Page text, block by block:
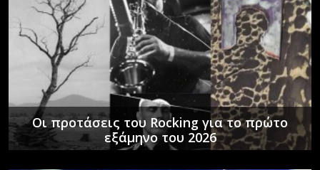
Οι προτάσεις του Rocking για το πρώτο
εξάμηνο του 2026